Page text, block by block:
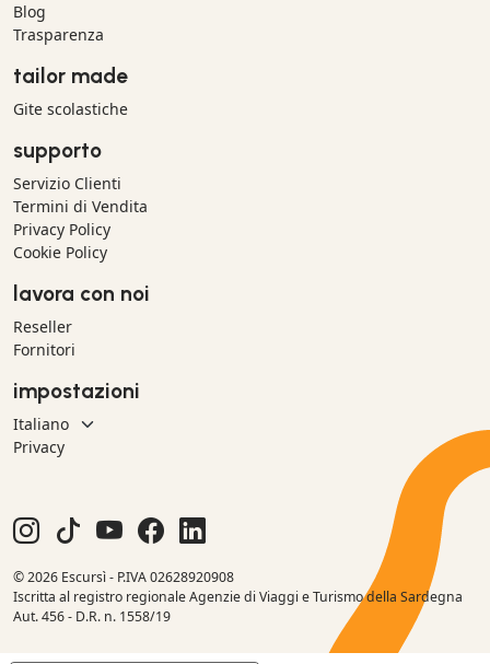
Blog
Trasparenza
tailor made
Gite scolastiche
supporto
Servizio Clienti
Termini di Vendita
Privacy Policy
Cookie Policy
lavora con noi
Reseller
Fornitori
impostazioni
Privacy
© 2026 Escursì - P.IVA 02628920908
Iscritta al registro regionale Agenzie di Viaggi e Turismo della Sardegna
Aut. 456 - D.R. n. 1558/19